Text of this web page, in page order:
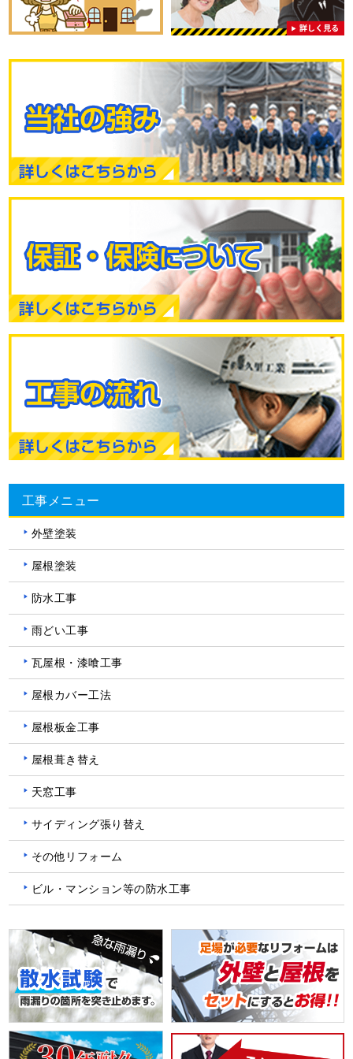
工事メニュー
外壁塗装
屋根塗装
防水工事
雨どい工事
瓦屋根・漆喰工事
屋根カバー工法
屋根板金工事
屋根葺き替え
天窓工事
サイディング張り替え
その他リフォーム
ビル・マンション等の防水工事